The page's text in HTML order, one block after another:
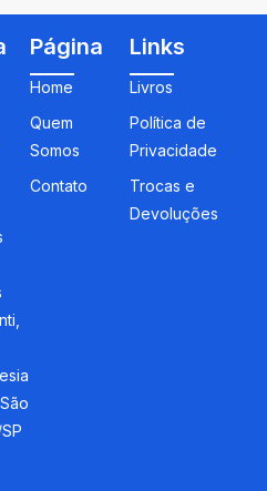
Página
Home
Quem
Somos
Contato
Links
Livros
Política de
Privacidade
Trocas e
Devoluções